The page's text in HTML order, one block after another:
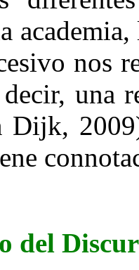
nos
una
Dijk,
del